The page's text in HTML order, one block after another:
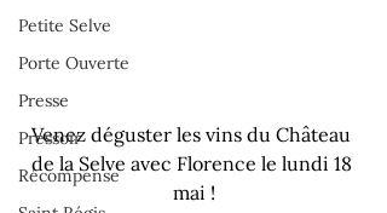
Petite Selve
Porte Ouverte
Presse
Pressoir
Récompense
Venez déguster les vins du Château
de la Selve avec Florence le lundi 18
mai !